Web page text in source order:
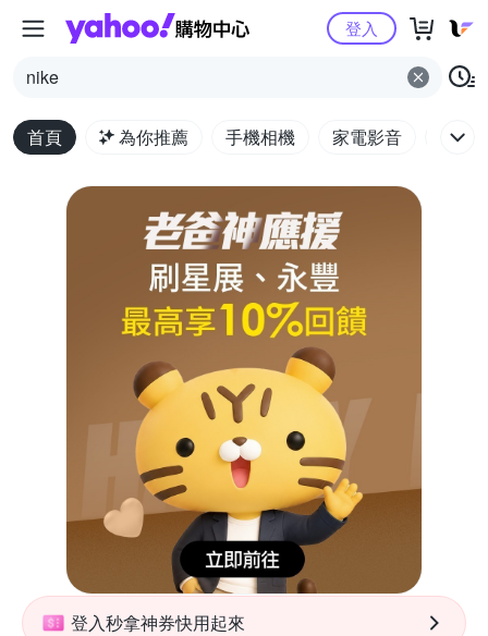
Yahoo購物中心
nike
登入
首頁 為你推薦 手機相機 家電影音 電腦
登入秒拿神券快用起來